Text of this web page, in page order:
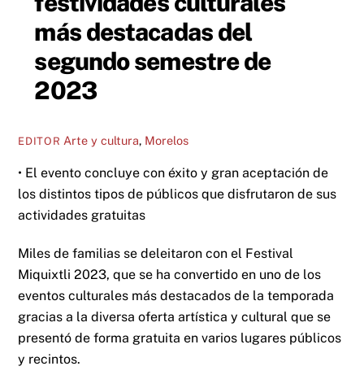
más destacadas del
segundo semestre de
2023
EDITOR Arte y cultura, Morelos
• El evento concluye con éxito y gran aceptación de
los distintos tipos de públicos que disfrutaron de sus
actividades gratuitas
Miles de familias se deleitaron con el Festival
Miquixtli 2023, que se ha convertido en uno de los
eventos culturales más destacados de la temporada
gracias a la diversa oferta artística y cultural que se
presentó de forma gratuita en varios lugares públicos
y recintos.